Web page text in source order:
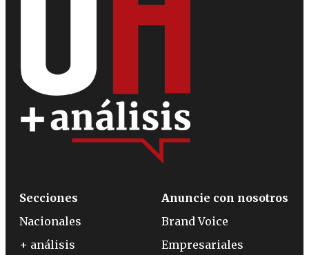
Secciones
Nacionales
+ análisis
Anuncie con nosotros
Brand Voice
Empresariales